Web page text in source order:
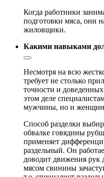
Когда работники
подготовки мяса, они
жиловщики.
Какими навыками
Несмотря на всю
требует не столько
точности и
этом деле
мужчины, но и
Способ разделки
обвалке говядины
применяет
раздельный. Он
доводит движения рук
мясом свинины